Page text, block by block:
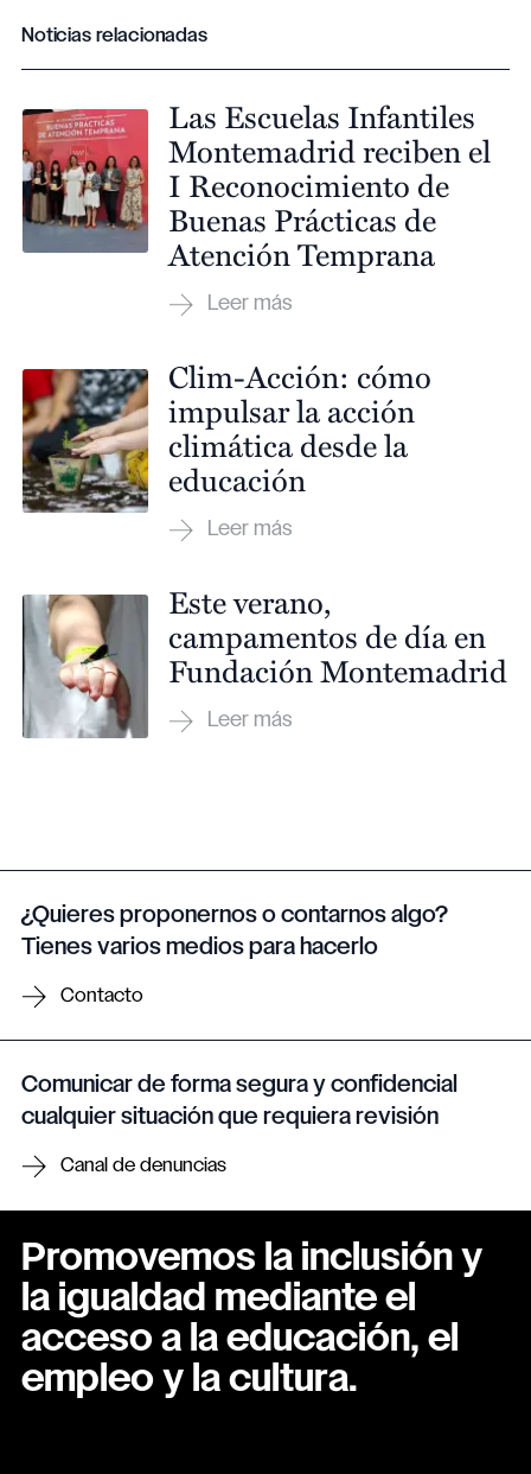
Noticias relacionadas
Las Escuelas Infantiles
Montemadrid reciben el
I Reconocimiento de
Buenas Prácticas de
Atención Temprana
Clim-Acción: cómo
impulsar la acción
climática desde la
educación
Este verano,
campamentos de día en
Fundación Montemadrid
¿Quieres proponernos o contarnos algo?
Tienes varios medios para hacerlo
Contacto
Comunicar de forma segura y confidencial
cualquier situación que requiera revisión
Canal de denuncias
Promovemos la inclusión y
la igualdad mediante el
acceso a la educación, el
empleo y la cultura.